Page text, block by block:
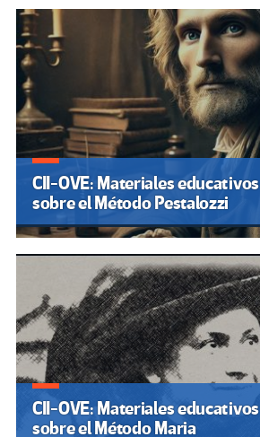
CII-OVE: Materiales educativos
sobre el Método Pestalozzi
CII-OVE: Materiales educativos
sobre el Método Maria